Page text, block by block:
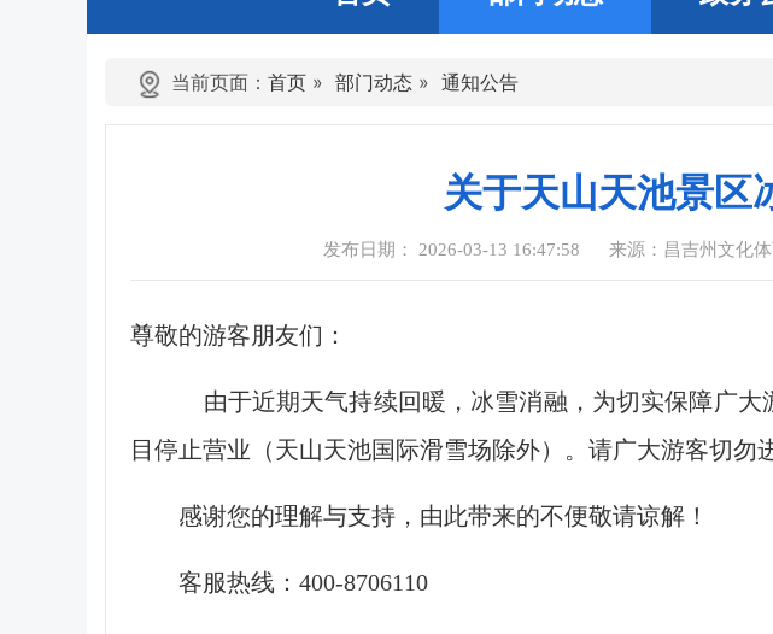
当前页面： 首页 » 部门动态 » 通知公告
关于天山天池景区
发布日期： 2026-03-13 16:47:58 来源：昌吉州文化
尊敬的游客朋友们：
由于近期天气持续回暖，冰雪消融，为切实保障广大
目停止营业（天山天池国际滑雪场除外）。请广大游客切勿
感谢您的理解与支持，由此带来的不便敬请谅解！
客服热线：400-8706110